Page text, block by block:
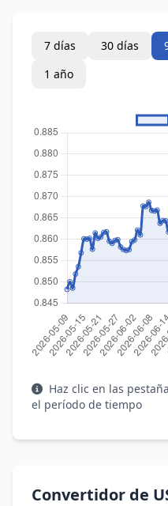
7 días 30 días
1 año
Haz clic en las
el período de tiempo
Convertidor de